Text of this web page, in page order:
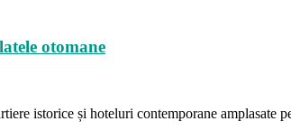
otomane
istorice și hoteluri contemporane